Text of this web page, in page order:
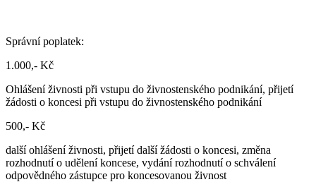
Správní poplatek:
1.000,- Kč
Ohlášení živnosti při vstupu do živnostenského podnikání, přijetí
žádosti o koncesi při vstupu do živnostenského podnikání
500,- Kč
další ohlášení živnosti, přijetí další žádosti o koncesi, změna
rozhodnutí o udělení koncese, vydání rozhodnutí o schválení
odpovědného zástupce pro koncesovanou živnost